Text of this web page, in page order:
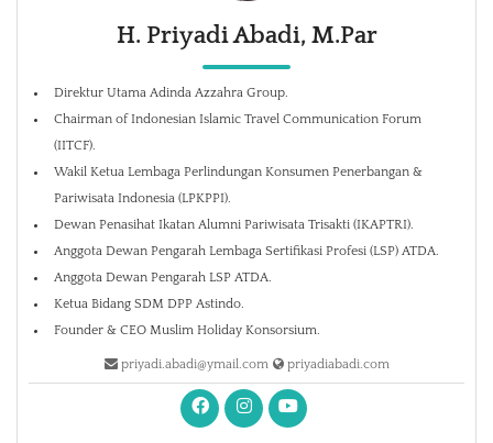
H. Priyadi Abadi, M.Par
Direktur Utama Adinda Azzahra Group.
Chairman of Indonesian Islamic Travel Communication Forum
(IITCF).
Wakil Ketua Lembaga Perlindungan Konsumen Penerbangan &
Pariwisata Indonesia (LPKPPI).
Dewan Penasihat Ikatan Alumni Pariwisata Trisakti (IKAPTRI).
Anggota Dewan Pengarah Lembaga Sertifikasi Profesi (LSP) ATDA.
Anggota Dewan Pengarah LSP ATDA.
Ketua Bidang SDM DPP Astindo.
Founder & CEO Muslim Holiday Konsorsium.
priyadi.abadi@ymail.com priyadiabadi.com